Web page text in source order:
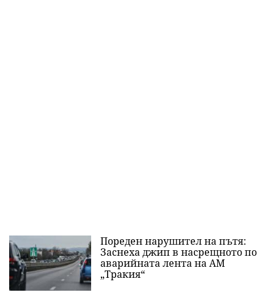
Пореден нарушител на пътя:
Заснеха джип в насрещното по
аварийната лента на АМ
„Тракия“